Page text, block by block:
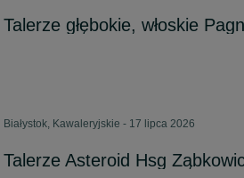
Talerze głębokie, włoskie
Białystok, Kawaleryjskie - 17 lipca 2026
Talerze Asteroid Hsg